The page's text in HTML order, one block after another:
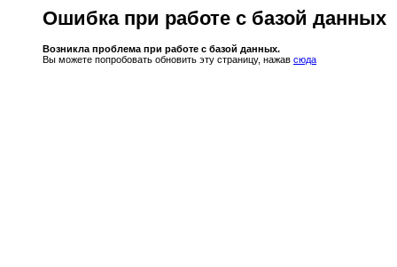
Ошибка при работе с базой данных
Возникла проблема при работе с базой данных.
Вы можете попробовать обновить эту страницу, нажав сюда